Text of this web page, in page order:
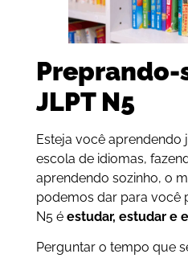
Preprando-
JLPT N5
Esteja você aprendendo
escola de idiomas,
aprendendo sozinho, o
podemos dar para você
N5 é estudar, estudar e
Perguntar o tempo que